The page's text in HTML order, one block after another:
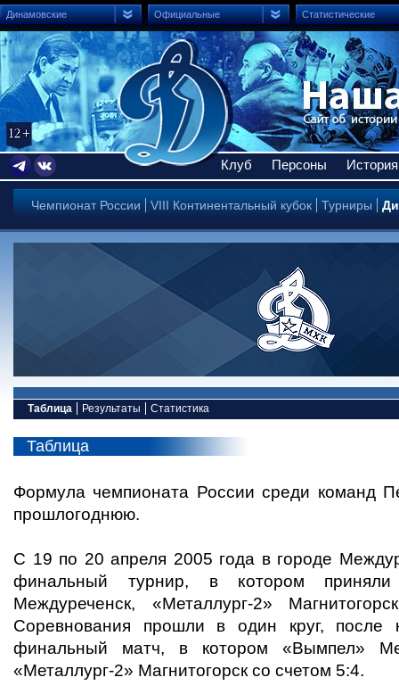
Динамовские Официальные Статистические
Клуб Персоны История
Чемпионат России VIII Континентальный кубок Турниры
Таблица
Таблица
Формула чемпионата России среди команд
прошлогоднюю.
С 19 по 20 апреля 2005 года в городе
финальный турнир, в котором
Междуреченск, «Металлург-2»
Соревнования прошли в один круг, после
финальный матч, в котором «Вымпел»
«Металлург-2» Магнитогорск со счетом 5:4.
Результаты Статистика